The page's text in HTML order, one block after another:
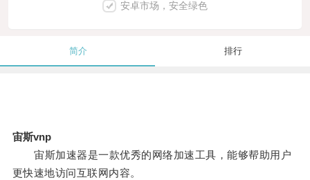
安卓市场，安全绿色
简介 排行
宙斯vnp
宙斯加速器是一款优秀的网络加速工具，能够帮助用户
更快速地访问互联网内容。